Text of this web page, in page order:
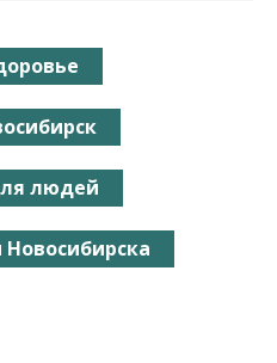
людей